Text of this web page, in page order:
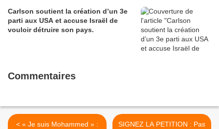
Carlson soutient la création d’un 3e
parti aux USA et accuse Israël de
vouloir détruire son pays.
Commentaires
< « Je suis Mohammed » :
SIGNEZ LA PETITION : Pas